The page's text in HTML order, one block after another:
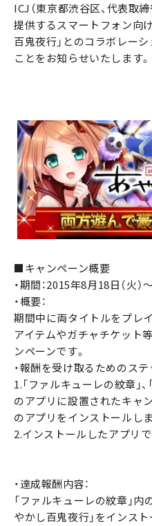
ICJ（東京都渋谷区、代表取
提供するスマートフォン向
百鬼夜行」とのコラボレー
ことをお知らせいたします。
■キャンペーン概要
・期間：2015年8月18日（火）
・概要：
期間中に両タイトルをプレ
アイテムやガチャチケット
ンペーンです。
・報酬を受け取るためのス
1.「ファルキューレの紋章」
のアプリに設置されたキャ
のアプリをインストールし
2.インストールしたアプリ
・達成報酬内容：
「ファルキューレの紋章」
やかし百鬼夜行」をインスト